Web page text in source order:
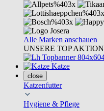
Alle Marken anschauen
UNSERE TOP AKTION
Katze
close
Katzenfutter
Hygiene & Pflege